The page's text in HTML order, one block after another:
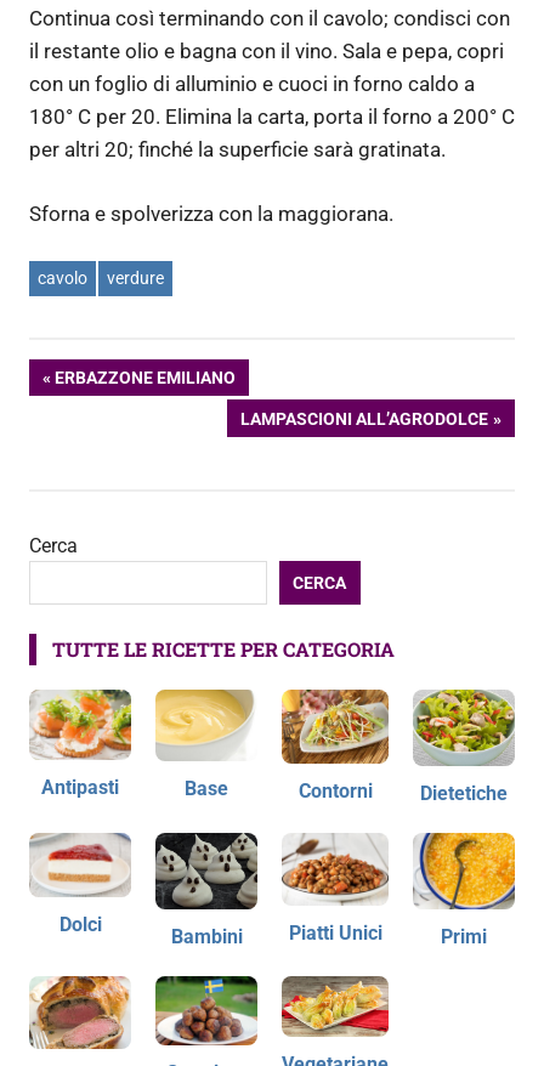
Continua così terminando con il cavolo; condisci con
il restante olio e bagna con il vino. Sala e pepa, copri
con un foglio di alluminio e cuoci in forno caldo a
180° C per 20. Elimina la carta, porta il forno a 200° C
per altri 20; finché la superficie sarà gratinata.
Sforna e spolverizza con la maggiorana.
cavolo verdure
Navigazione
ARTICOLO
ERBAZZONE EMILIANO
ARTICOLO
SUCCESSIVO:
LAMPASCIONI ALL’AGRODOLCE
Cerca
CERCA
TUTTE LE RICETTE PER CATEGORIA
Antipasti Base Contorni Dietetiche
Dolci
Bambini Piatti Unici Primi